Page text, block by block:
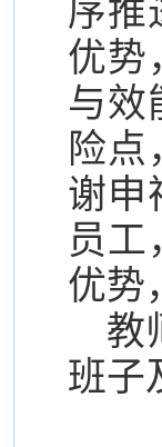
序推
优势
与效
险
谢申
员工
优势
教
班子